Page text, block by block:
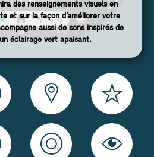
des renseignements visuels en
et sur la façon d’améliorer votre
aussi de sons inspirés de
éclairage vert apaisant.